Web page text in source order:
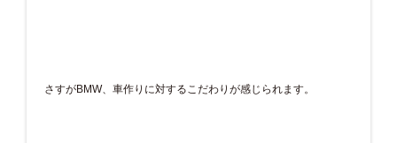
さすがBMW、車作りに対するこだわりが感じられます。